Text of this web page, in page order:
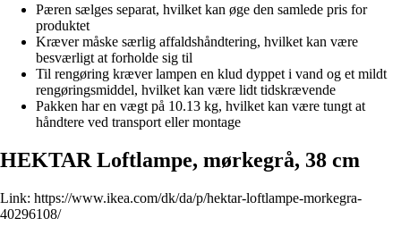
Pæren sælges separat, hvilket kan øge den samlede pris for
produktet
Kræver måske særlig affaldshåndtering, hvilket kan være
besværligt at forholde sig til
Til rengøring kræver lampen en klud dyppet i vand og et mildt
rengøringsmiddel, hvilket kan være lidt tidskrævende
Pakken har en vægt på 10.13 kg, hvilket kan være tungt at
håndtere ved transport eller montage
HEKTAR Loftlampe, mørkegrå, 38 cm
Link: https://www.ikea.com/dk/da/p/hektar-loftlampe-morkegra-
40296108/